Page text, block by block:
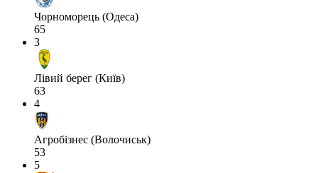
Чорноморець (Одеса)
65
3
Лівий берег (Київ)
63
4
Агробізнес (Волочиськ)
53
5